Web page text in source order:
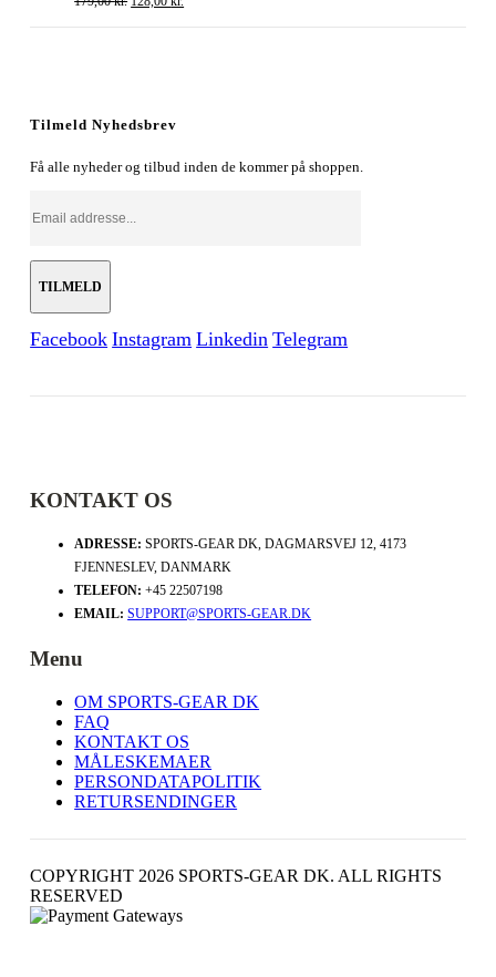
Tilmeld Nyhedsbrev
Få alle nyheder og tilbud inden de kommer på shoppen.
Facebook Instagram Linkedin Telegram
KONTAKT OS
ADRESSE: SPORTS-GEAR DK, DAGMARSVEJ 12, 4173
FJENNESLEV, DANMARK
TELEFON: +45 22507198
EMAIL: SUPPORT@SPORTS-GEAR.DK
Menu
OM SPORTS-GEAR DK
FAQ
KONTAKT OS
MÅLESKEMAER
PERSONDATAPOLITIK
RETURSENDINGER
COPYRIGHT 2026 SPORTS-GEAR DK. ALL RIGHTS
RESERVED